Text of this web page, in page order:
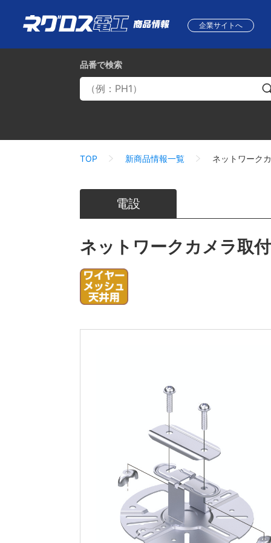
企業サイトへ
品番で検索
TOP 新商品情報一覧 ネットワーク
電設
ネットワークカメラ取